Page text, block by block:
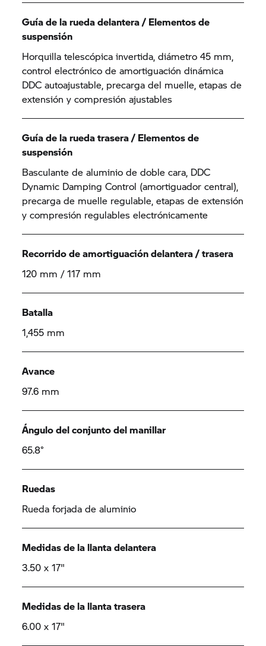
Guía de la rueda delantera / Elementos de
suspensión
Horquilla telescópica invertida, diámetro 45 mm,
control electrónico de amortiguación dinámica
DDC autoajustable, precarga del muelle, etapas de
extensión y compresión ajustables
Guía de la rueda trasera / Elementos de
suspensión
Basculante de aluminio de doble cara, DDC
Dynamic Damping Control (amortiguador central),
precarga de muelle regulable, etapas de extensión
y compresión regulables electrónicamente
Recorrido de amortiguación delantera / trasera
120 mm / 117 mm
Batalla
1,455 mm
Avance
97.6 mm
Ángulo del conjunto del manillar
65.8°
Ruedas
Rueda forjada de aluminio
Medidas de la llanta delantera
3.50 x 17"
Medidas de la llanta trasera
6.00 x 17"